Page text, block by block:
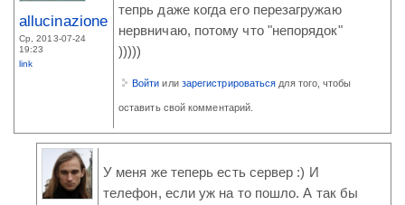
allucinazione
Ср, 2013-07-24
19:23
link
тепрь даже когда его перезагружаю
нервничаю, потому что "непорядок"
)))))
Войти или зарегистрироваться для того, чтобы
оставить свой комментарий.
У меня же теперь есть сервер :) И
телефон, если уж на то пошло. А так бы